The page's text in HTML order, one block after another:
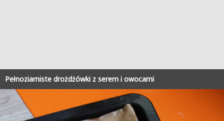
Pełnoziarniste drożdżówki z serem i owocami